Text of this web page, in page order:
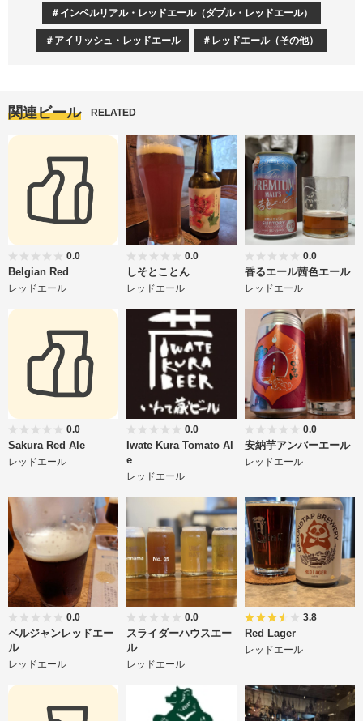
インペルリアル・レッドエール（ダブル・レッドエール）
アイリッシュ・レッドエール レッドエール（その他）
関連ビール RELATED
0.0
Belgian Red
レッドエール
0.0
しそとことん
レッドエール
0.0
香るエール茜色エール
レッドエール
0.0
Sakura Red Ale
レッドエール
0.0
Iwate Kura Tomato Al
e
レッドエール
0.0
安納芋アンバーエール
レッドエール
0.0
ベルジャンレッドエー
ル
レッドエール
0.0
スライダーハウスエー
ル
レッドエール
3.8
Red Lager
レッドエール